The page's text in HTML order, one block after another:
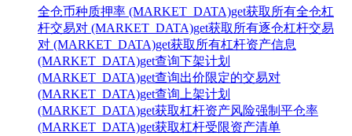
全仓币种质押率 (MARKET_DATA)get获取所有全仓杠
杆交易对 (MARKET_DATA)get获取所有逐仓杠杆交易
对 (MARKET_DATA)get获取所有杠杆资产信息
(MARKET_DATA)get查询下架计划
(MARKET_DATA)get查询出价限定的交易对
(MARKET_DATA)get查询上架计划
(MARKET_DATA)get获取杠杆资产风险强制平仓率
(MARKET_DATA)get获取杠杆受限资产清单